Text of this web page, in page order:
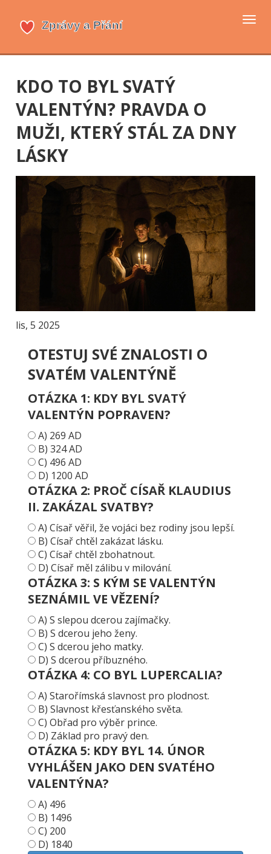
KDO TO BYL SVATÝ
VALENTÝN? PRAVDA O
MUŽI, KTERÝ STÁL ZA DNY
LÁSKY
lis, 5 2025
OTESTUJ SVÉ ZNALOSTI O
SVATÉM VALENTÝNĚ
OTÁZKA 1: KDY BYL SVATÝ
VALENTÝN POPRAVEN?
A) 269 AD
B) 324 AD
C) 496 AD
D) 1200 AD
OTÁZKA 2: PROČ CÍSAŘ KLAUDIUS
II. ZAKÁZAL SVATBY?
A) Císař věřil, že vojáci bez rodiny jsou lepší.
B) Císař chtěl zakázat lásku.
C) Císař chtěl zbohatnout.
D) Císař měl zálibu v milování.
OTÁZKA 3: S KÝM SE VALENTÝN
SEZNÁMIL VE VĚZENÍ?
A) S slepou dcerou zajímačky.
B) S dcerou jeho ženy.
C) S dcerou jeho matky.
D) S dcerou příbuzného.
OTÁZKA 4: CO BYL LUPERCALIA?
A) Starořímská slavnost pro plodnost.
B) Slavnost křesťanského světa.
C) Obřad pro výběr prince.
D) Základ pro pravý den.
OTÁZKA 5: KDY BYL 14. ÚNOR
VYHLÁŠEN JAKO DEN SVATÉHO
VALENTÝNA?
A) 496
B) 1496
C) 200
D) 1840